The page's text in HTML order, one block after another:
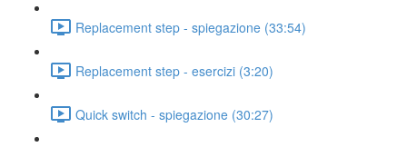
Replacement step - spiegazione (33:54)
Replacement step - esercizi (3:20)
Quick switch - spiegazione (30:27)